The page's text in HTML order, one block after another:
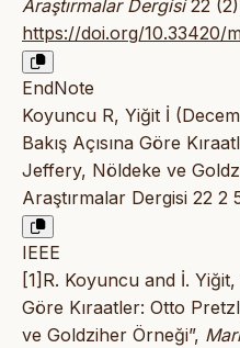
Araştırmalar Dergisi22
https://doi.org/10.33420/
EndNote
Koyuncu R, Yiğit İ
Bakış Açısına Göre
Jeffery, Nöldeke ve
Araştırmalar Dergisi 22 2
IEEE
[1]R. Koyuncu and İ. Yiğit,
Göre Kıraatler: Otto
ve Goldziher Örneği”,